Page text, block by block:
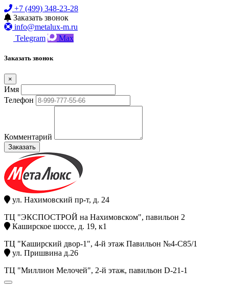
+7 (499) 348-23-28
Заказать звонок
info@metalux-m.ru
Telegram
Max
Заказать звонок
×
Имя
Телефон
Комментарий
Заказать
ул. Нахимовский пр-т, д. 24
ТЦ "ЭКСПОСТРОЙ на Нахимовском", павильон 2
Каширское шоссе, д. 19, к1
ТЦ "Каширский двор-1", 4-й этаж Павильон №4-С85/1
ул. Пришвина д.26
ТЦ "Миллион Мелочей", 2-й этаж, павильон D-21-1